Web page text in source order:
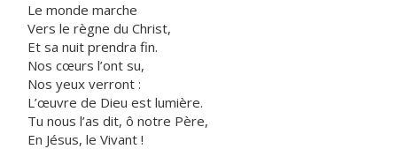
Le monde marche
Vers le règne du Christ,
Et sa nuit prendra fin.
Nos cœurs l’ont su,
Nos yeux verront :
L’œuvre de Dieu est lumière.
Tu nous l’as dit, ô notre Père,
En Jésus, le Vivant !